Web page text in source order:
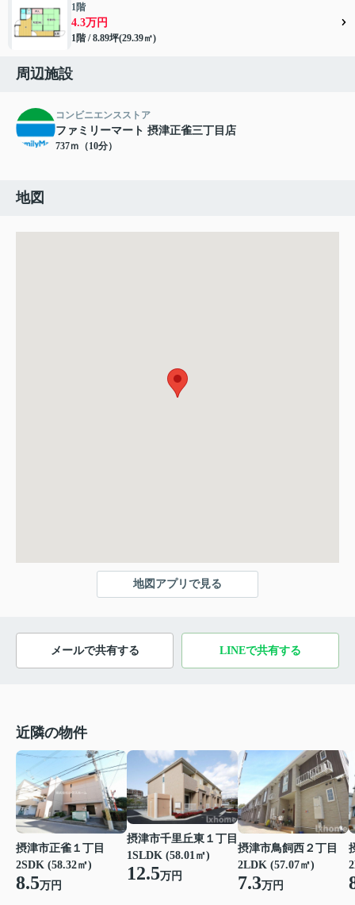
1階
4.3万円
1階 / 8.89坪(29.39㎡)
周辺施設
コンビニエンスストア
ファミリーマート 摂津正雀三丁目店
737ｍ（10分）
地図
地図アプリで見る
メールで共有する LINEで共有する
近隣の物件
摂津市正雀１丁目
2SDK (58.32㎡)
8.5万円
摂津市千里丘東１丁目
1SLDK (58.01㎡)
12.5万円
摂津市鳥飼西２丁目
2LDK (57.07㎡)
7.3万円